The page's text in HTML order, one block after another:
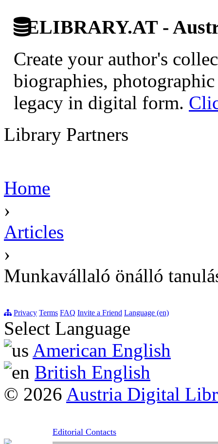
ELIBRARY.AT -
Create your author's
biographies,
legacy in digital form.
Library Partners
Home
›
Articles
›
Munkavállaló önálló
Privacy Terms FAQ Invite a Friend Language (en)
Select Language
American English
British English
© 2026 Austria Digital
Editorial Contacts